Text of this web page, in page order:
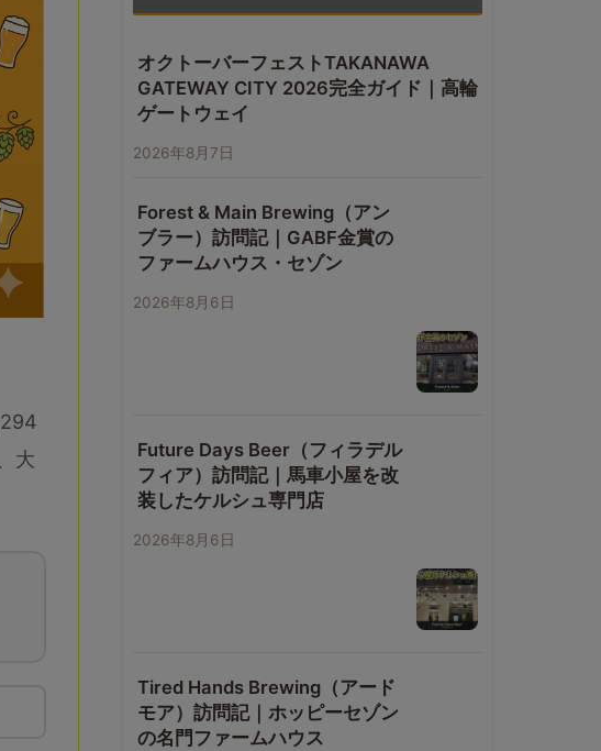
大
オクトーバーフェストTAKANAWA
GATEWAY CITY 2026完全ガイド｜高輪
ゲートウェイ
2026年8月7日
Forest & Main Brewing（アン
ブラー）訪問記｜GABF金賞の
ファームハウス・セゾン
2026年8月6日
Future Days Beer（フィラデル
フィア）訪問記｜馬車小屋を改
装したケルシュ専門店
2026年8月6日
Tired Hands Brewing（アード
モア）訪問記｜ホッピーセゾン
の名門ファームハウス